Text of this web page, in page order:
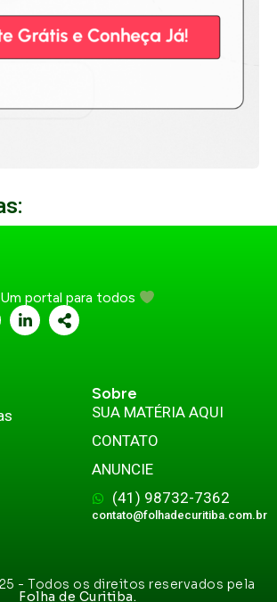
Um portal para todos
Sobre
SUA MATÉRIA AQUI
CONTATO
ANUNCIE
(41) 98732-7362
contato@folhadecuritiba.com.br
- Todos os direitos reservados pela
Folha de Curitiba.